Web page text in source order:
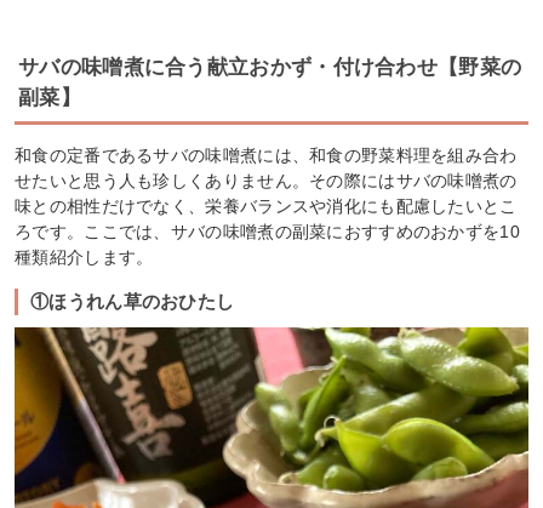
サバの味噌煮に合う献立おかず・付け合わせ【野菜の
副菜】
和食の定番であるサバの味噌煮には、和食の野菜料理を組み合わ
せたいと思う人も珍しくありません。その際にはサバの味噌煮の
味との相性だけでなく、栄養バランスや消化にも配慮したいとこ
ろです。ここでは、サバの味噌煮の副菜におすすめのおかずを10
種類紹介します。
①ほうれん草のおひたし